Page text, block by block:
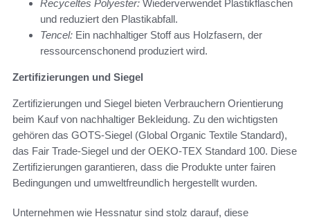
Recyceltes Polyester: Wiederverwendet Plastikflaschen
und reduziert den Plastikabfall.
Tencel: Ein nachhaltiger Stoff aus Holzfasern, der
ressourcenschonend produziert wird.
Zertifizierungen und Siegel
Zertifizierungen und Siegel bieten Verbrauchern Orientierung
beim Kauf von nachhaltiger Bekleidung. Zu den wichtigsten
gehören das GOTS-Siegel (Global Organic Textile Standard),
das Fair Trade-Siegel und der OEKO-TEX Standard 100. Diese
Zertifizierungen garantieren, dass die Produkte unter fairen
Bedingungen und umweltfreundlich hergestellt wurden.
Unternehmen wie Hessnatur sind stolz darauf, diese